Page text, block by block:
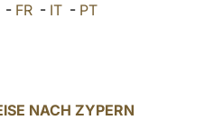
- FR - IT - PT
NACH ZYPERN